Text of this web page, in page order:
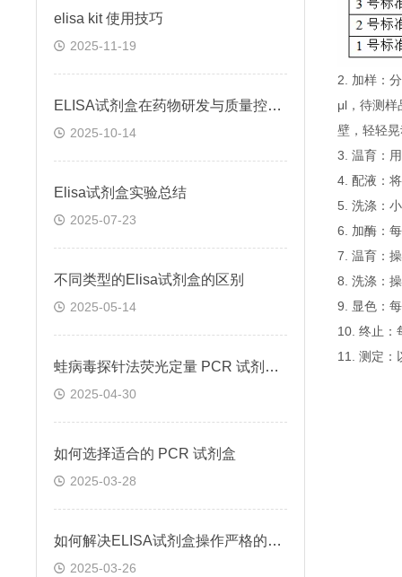
elisa kit 使用技巧
2025-11-19
ELISA试剂盒在药物研发与质量控制中的应用实践
2025-10-14
Elisa试剂盒实验总结
2025-07-23
不同类型的Elisa试剂盒的区别
2025-05-14
蛙病毒探针法荧光定量 PCR 试剂盒定量定性检测
2025-04-30
如何选择适合的 PCR 试剂盒
2025-03-28
如何解决ELISA试剂盒操作严格的问题
2025-03-26
2. 加样：
μl，待测样
壁，轻轻
3. 温育：
4. 配液：
5. 洗涤：
6. 加酶：
7. 温育：
8. 洗涤：
9. 显色：
10. 终止：
11. 测定：